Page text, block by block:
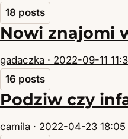
18 posts
Nowi znajomi
gadaczka · 2022-09-11
16 posts
Podziw czy
camila · 2022-04-23 18:05